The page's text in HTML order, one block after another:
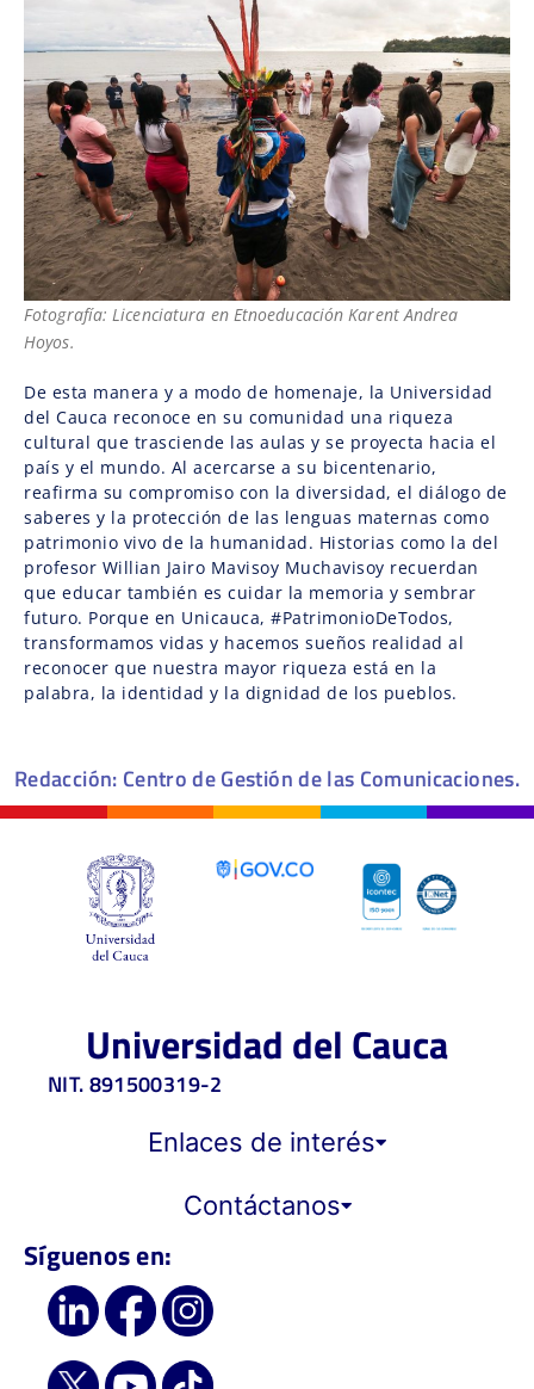
Fotografía: Licenciatura en Etnoeducación Karent Andrea
Hoyos.
De esta manera y a modo de homenaje, la Universidad
del Cauca reconoce en su comunidad una riqueza
cultural que trasciende las aulas y se proyecta hacia el
país y el mundo. Al acercarse a su bicentenario,
reafirma su compromiso con la diversidad, el diálogo de
saberes y la protección de las lenguas maternas como
patrimonio vivo de la humanidad. Historias como la del
profesor Willian Jairo Mavisoy Muchavisoy recuerdan
que educar también es cuidar la memoria y sembrar
futuro. Porque en Unicauca, #PatrimonioDeTodos,
transformamos vidas y hacemos sueños realidad al
reconocer que nuestra mayor riqueza está en la
palabra, la identidad y la dignidad de los pueblos.
Redacción: Centro de Gestión de las Comunicaciones.
Universidad del Cauca
NIT. 891500319-2
Enlaces de interés
Contáctanos
Síguenos en: